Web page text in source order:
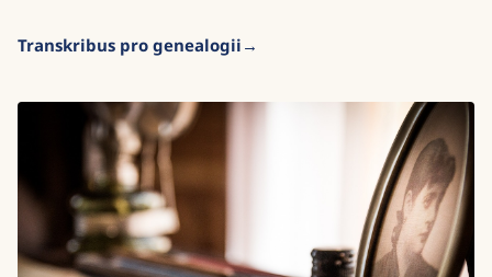
Transkribus pro genealogii